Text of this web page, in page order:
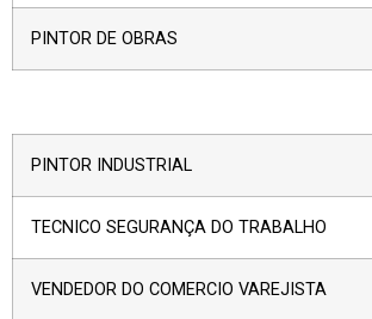
PINTOR DE OBRAS
PINTOR INDUSTRIAL
TECNICO SEGURANÇA DO TRABALHO
VENDEDOR DO COMERCIO VAREJISTA